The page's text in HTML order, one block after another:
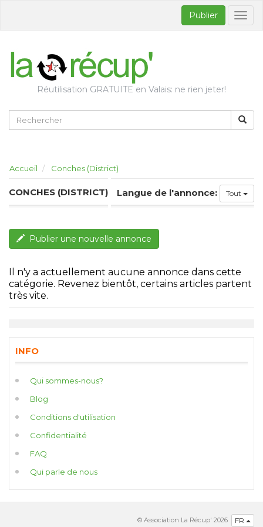
Publier
Réutilisation GRATUITE en Valais: ne rien jeter!
Accueil Conches (District)
CONCHES (DISTRICT) Langue de l'annonce: Tout
Publier une nouvelle annonce
Il n'y a actuellement aucune annonce dans cette
catégorie. Revenez bientôt, certains articles partent
très vite.
INFO
Qui sommes-nous?
Blog
Conditions d'utilisation
Confidentialité
FAQ
Qui parle de nous
FR
© Association La Récup' 2026